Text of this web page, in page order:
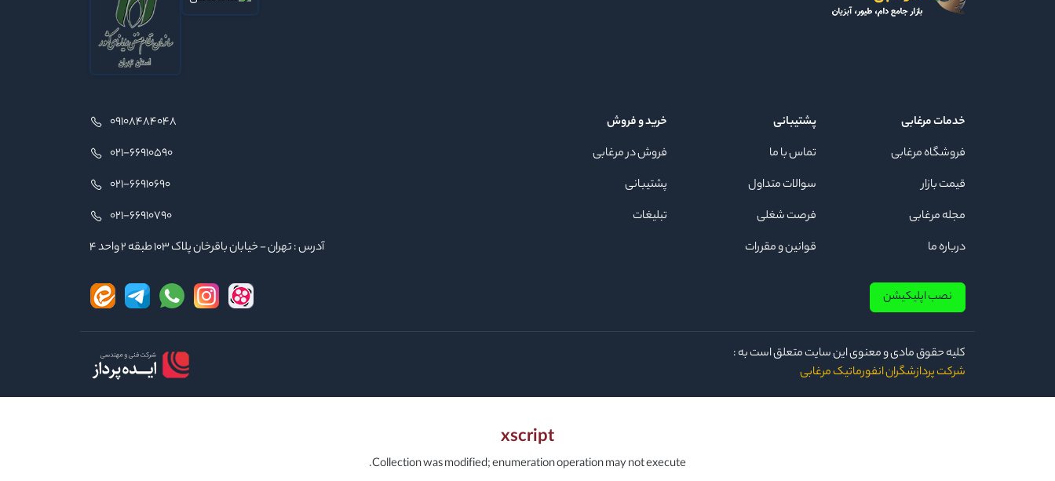
خدمات مرغابی
فروشگاه مرغابی
قیمت بازار
مجله مرغابی
درباره ما
پشتیبانی
تماس با ما
سوالات متداول
فرصت شغلی
قوانین و مقررات
خرید و فروش
فروش در مرغابی
پشتیبانی
تبلیغات
09108484048
021-66910590
021-66910690
021-66910790
آدرس : تهران - خیابان باقرخان پلاک ۱۰۳ طبقه ۲ واحد ۴
نصب اپلیکیشن
كلیه حقوق مادی و معنوی این سایت متعلق است به :
شرکت پردازشگران انفورماتیک مرغابی
xscript
Collection was modified; enumeration operation may not execute.